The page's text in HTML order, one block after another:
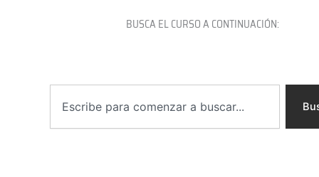
BUSCA EL CURSO A CONTINUACIÓN: